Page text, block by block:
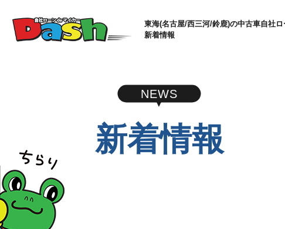
東海(名古屋/西三河/鈴鹿)の中古車自社ロ
新着情報
NEWS
新着情報